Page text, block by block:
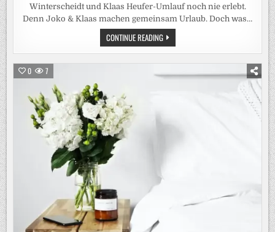
Winterscheidt und Klaas Heufer-Umlauf noch nie erlebt.
Denn Joko & Klaas machen gemeinsam Urlaub. Doch was…
CONTINUE READINGROADTRIP
UNTER
FREUNDEN:
KLAAS
0 7